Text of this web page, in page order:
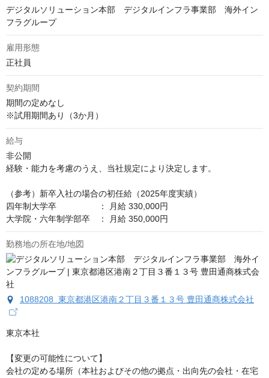
デジタルソリューション本部 デジタルインフラ事業部 海外イン
フラグループ
雇用形態
正社員
契約期間
期間の定めなし
※試用期間あり（3か月）
給与
非公開
経験・能力を考慮のうえ、当社規定により決定します。
（参考）新卒入社の場合の初任給（2025年度実績）
四年制大学卒　　　　　： 月給 330,000円
大学院・六年制学部卒　： 月給 350,000円
勤務地の所在地/地図
1088208 東京都港区港南２丁目３番１３号 豊田通商株式会社
東京本社
【変更の可能性について】
会社の定める場所（本社およびその他の拠点・出向先の会社・在宅